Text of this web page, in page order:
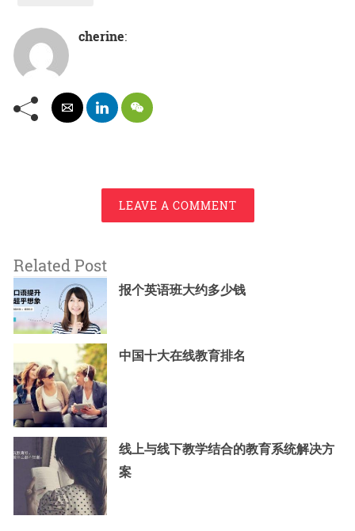
cherine:
LEAVE A COMMENT
Related Post
报个英语班大约多少钱
中国十大在线教育排名
线上与线下教学结合的教育系统解决方
案